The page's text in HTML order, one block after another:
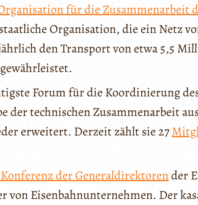
für die Zusammenarbeit
Organisation, die ein Netz
den Transport von etwa 5,5
Forum für die Koordinierung
der technischen Zusammenarbeit
erweitert. Derzeit zählt sie 27
der Generaldirektorender
von Eisenbahnunternehmen. Der